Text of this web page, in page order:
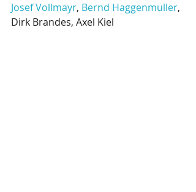
Josef Vollmayr, Bernd Haggenmüller,
Dirk Brandes, Axel Kiel